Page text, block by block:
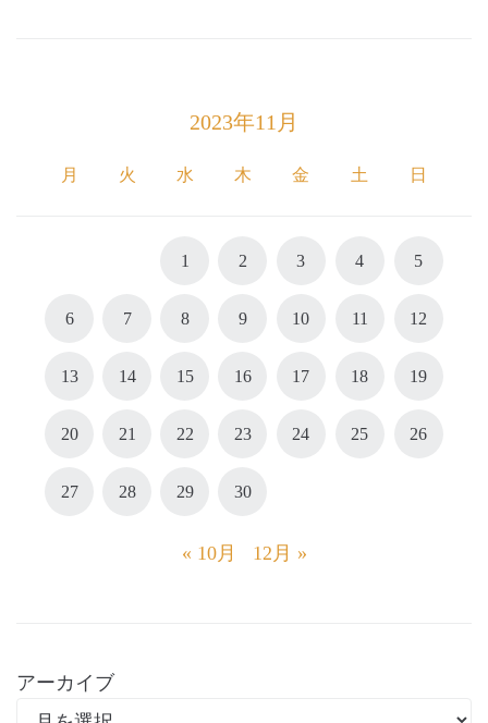
2023年11月
月 火 水 木 金 土 日
1 2 3 4 5
6 7 8 9 10 11 12
13 14 15 16 17 18 19
20 21 22 23 24 25 26
27 28 29 30
« 10月 12月 »
アーカイブ